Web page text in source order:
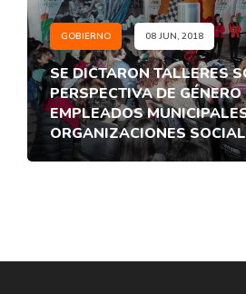
GOBIERNO 08 JUN, 2018
SE DICTARON TALLERES
PERSPECTIVA DE
EMPLEADOS
ORGANIZACIONES